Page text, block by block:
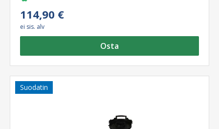
114,90 €
ei sis. alv
Osta
Suodatin